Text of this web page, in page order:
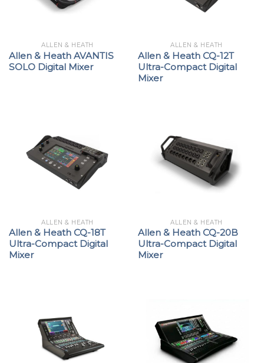
ALLEN & HEATH
Allen & Heath AVANTIS
SOLO Digital Mixer
ALLEN & HEATH
Allen & Heath CQ-12T
Ultra-Compact Digital
Mixer
ALLEN & HEATH
Allen & Heath CQ-18T
Ultra-Compact Digital
Mixer
ALLEN & HEATH
Allen & Heath CQ-20B
Ultra-Compact Digital
Mixer